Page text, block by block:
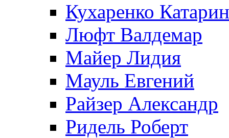
Кухаренко
Люфт Валдемaр
Майер Лидия
Мауль Евгений
Райзер Александр
Ридель Роберт